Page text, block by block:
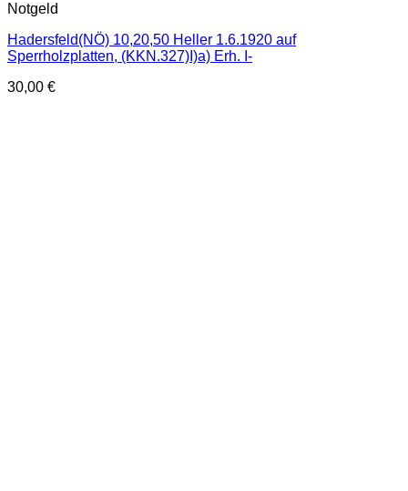
Notgeld
Hadersfeld(NÖ) 10,20,50 Heller 1.6.1920 auf
Sperrholzplatten, (KKN.327)I)a) Erh. I-
30,00 €